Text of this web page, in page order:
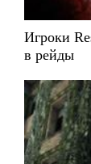
Игроки
в рейды